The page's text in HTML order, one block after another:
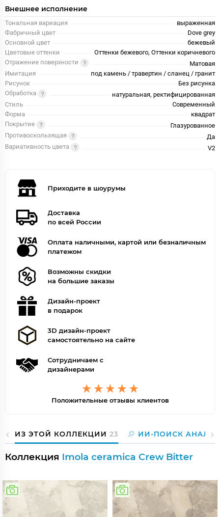
Внешнее исполнение
Тональная вариация
выраженная
Фабричный цвет
Dove grey
Основной цвет
бежевый
Цветовые оттенки
Оттенки бежевого, Оттенки коричневого
Отражение поверхности
Матовая
Имитация
под камень / травертин / сланец / гранит
Рисунок
Без рисунка
Обработка
натуральная, ректифицированная
Стиль
Современный
Форма
квадрат
Покрытие
Глазурованное
Противоскользящая
Да
Вариативность цвета
V2
Приходите в шоурумы
Доставка
по всей России
Оплата наличными, картой или безналичным
платежом
Возможны скидки
на большие заказы
Дизайн-проект
в подарок
3D дизайн-проект
самостоятельно на сайте
Сотрудничаем с
дизайнерами
Положительные отзывы клиентов
ИЗ ЭТОЙ КОЛЛЕКЦИИ 23 ИИ-ПОИСК
Коллекция Imola ceramica Crew Bitter